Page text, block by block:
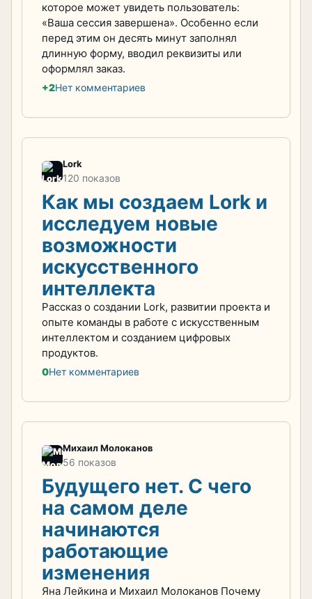
которое может увидеть пользователь:
«Ваша сессия завершена». Особенно если
перед этим он десять минут заполнял
длинную форму, вводил реквизиты или
оформлял заказ.
+2Нет комментариев
Lork
120 показов
Как мы создаем Lork и
исследуем новые
возможности
искусственного
интеллекта
Рассказ о создании Lork, развитии проекта и
опыте команды в работе с искусственным
интеллектом и созданием цифровых
продуктов.
0Нет комментариев
Михаил Молоканов
56 показов
Будущего нет. С чего
на самом деле
начинаются
работающие
изменения
Яна Лейкина и Михаил Молоканов Почему